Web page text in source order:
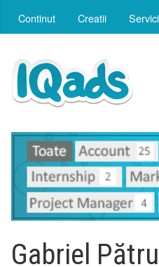
Continut Creatii
Gabriel